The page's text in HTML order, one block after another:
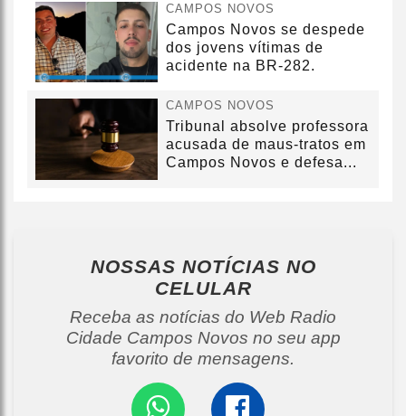
CAMPOS NOVOS
Campos Novos se despede
dos jovens vítimas de
acidente na BR-282.
CAMPOS NOVOS
Tribunal absolve professora
acusada de maus-tratos em
Campos Novos e defesa...
NOSSAS NOTÍCIAS NO
CELULAR
Receba as notícias do Web Radio
Cidade Campos Novos no seu app
favorito de mensagens.